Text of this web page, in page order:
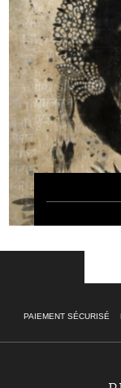
PAIEMENT SÉCURISÉ